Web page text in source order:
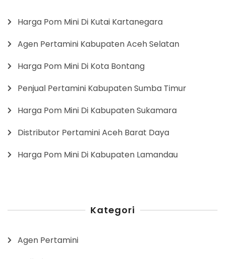
Harga Pom Mini Di Kutai Kartanegara
Agen Pertamini Kabupaten Aceh Selatan
Harga Pom Mini Di Kota Bontang
Penjual Pertamini Kabupaten Sumba Timur
Harga Pom Mini Di Kabupaten Sukamara
Distributor Pertamini Aceh Barat Daya
Harga Pom Mini Di Kabupaten Lamandau
Kategori
Agen Pertamini